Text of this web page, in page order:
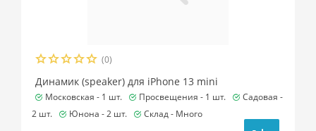
(0)
Динамик (speaker) для iPhone 13 mini
Московская - 1 шт. Просвещения - 1 шт.
Садовая -
2 шт.
Юнона -2 шт. Склад - Много